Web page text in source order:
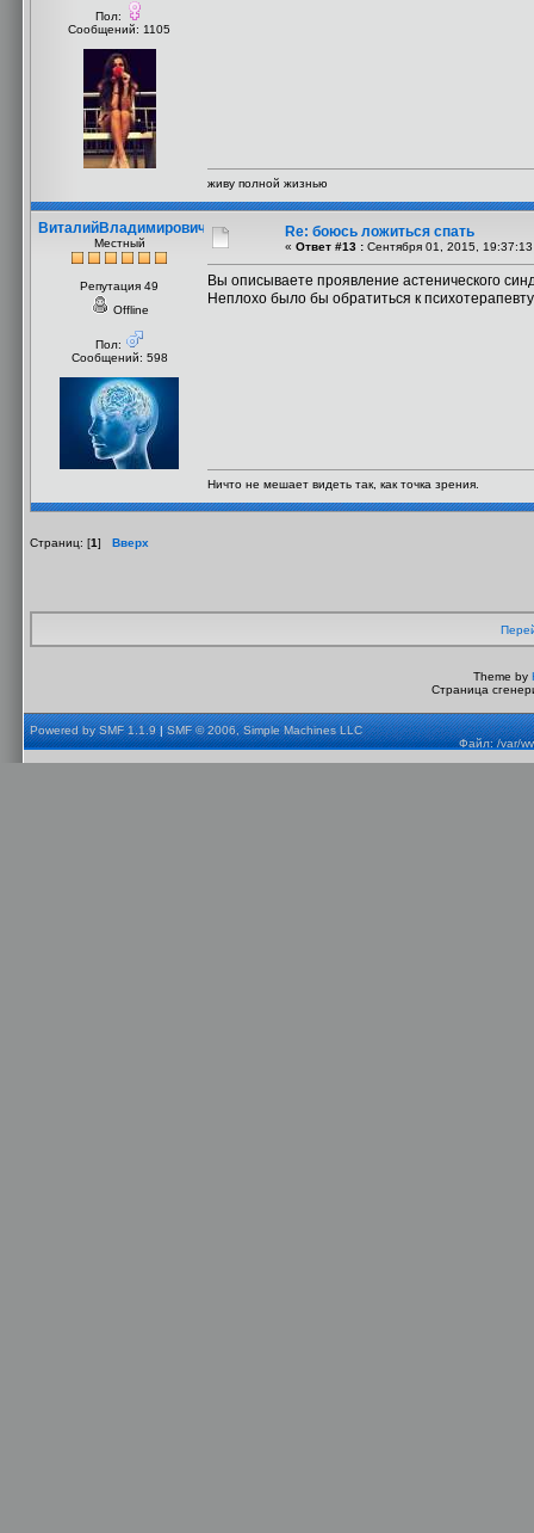
Пол:
Сообщений: 1105
живу полной жизнью
ВиталийВладимирович
Местный
Репутация 49
Offline
Пол:
Сообщений: 598
Re: боюсь ложиться спать
« Ответ #13 : Сентября 01, 2015,
Вы описываете проявление астенического
Неплохо было бы обратиться к
Ничто не мешает видеть так, как точка зрения.
Страниц: [1] Вверх
Theme by
Страница
Powered by SMF 1.1.9|SMF © 2006, Simple Machines LLC
Файл: /var/